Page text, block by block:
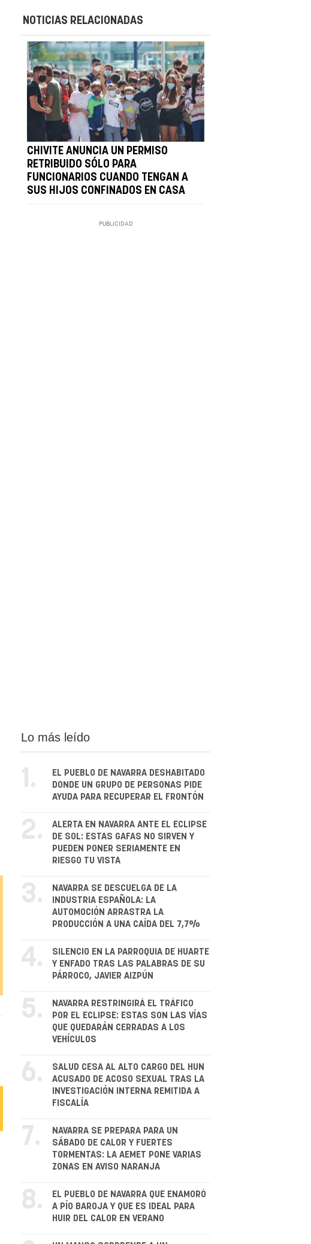
NOTICIAS RELACIONADAS
CHIVITE ANUNCIA UN PERMISO
RETRIBUIDO SÓLO PARA
FUNCIONARIOS CUANDO TENGAN A
SUS HIJOS CONFINADOS EN CASA
Lo más leído
1.
EL PUEBLO DE NAVARRA DESHABITADO
DONDE UN GRUPO DE PERSONAS PIDE
AYUDA PARA RECUPERAR EL FRONTÓN
2.
ALERTA EN NAVARRA ANTE EL ECLIPSE
DE SOL: ESTAS GAFAS NO SIRVEN Y
PUEDEN PONER SERIAMENTE EN
RIESGO TU VISTA
3.
NAVARRA SE DESCUELGA DE LA
INDUSTRIA ESPAÑOLA: LA
AUTOMOCIÓN ARRASTRA LA
PRODUCCIÓN A UNA CAÍDA DEL 7,7%
4.
SILENCIO EN LA PARROQUIA DE HUARTE
Y ENFADO TRAS LAS PALABRAS DE SU
PÁRROCO, JAVIER AIZPÚN
5.
NAVARRA RESTRINGIRÁ EL TRÁFICO
POR EL ECLIPSE: ESTAS SON LAS VÍAS
QUE QUEDARÁN CERRADAS A LOS
VEHÍCULOS
6.
SALUD CESA AL ALTO CARGO DEL HUN
ACUSADO DE ACOSO SEXUAL TRAS LA
INVESTIGACIÓN INTERNA REMITIDA A
FISCALÍA
7.
NAVARRA SE PREPARA PARA UN
SÁBADO DE CALOR Y FUERTES
TORMENTAS: LA AEMET PONE VARIAS
ZONAS EN AVISO NARANJA
8.
EL PUEBLO DE NAVARRA QUE ENAMORÓ
A PÍO BAROJA Y QUE ES IDEAL PARA
HUIR DEL CALOR EN VERANO